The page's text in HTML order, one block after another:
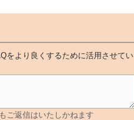
をより良くするために活用させてい
ご返信はいたしかねます